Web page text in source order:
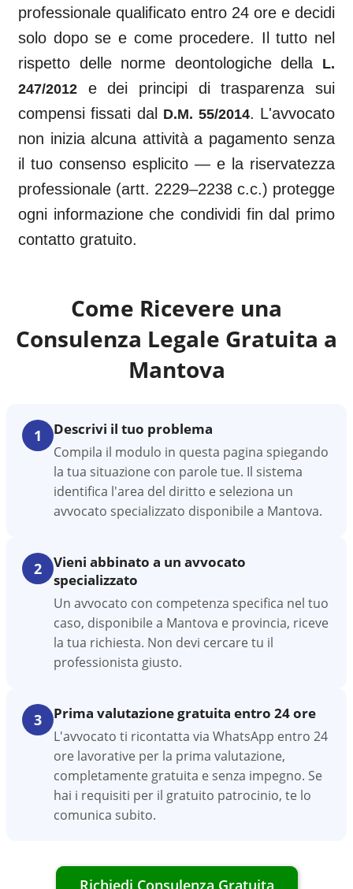
professionale qualificato entro 24 ore e decidi
solo dopo se e come procedere. Il tutto nel
rispetto delle norme deontologiche della L.
247/2012 e dei principi di trasparenza sui
compensi fissati dal D.M. 55/2014. L'avvocato
non inizia alcuna attività a pagamento senza
il tuo consenso esplicito — e la riservatezza
professionale (artt. 2229–2238 c.c.) protegge
ogni informazione che condividi fin dal primo
contatto gratuito.
Come Ricevere una
Consulenza Legale Gratuita a
Mantova
1 Descrivi il tuo problema
Compila il modulo in questa pagina spiegando
la tua situazione con parole tue. Il sistema
identifica l'area del diritto e seleziona un
avvocato specializzato disponibile a Mantova.
2
Vieni abbinato a un avvocato
specializzato
Un avvocato con competenza specifica nel tuo
caso, disponibile a Mantova e provincia, riceve
la tua richiesta. Non devi cercare tu il
professionista giusto.
3 Prima valutazione gratuita entro 24 ore
L'avvocato ti ricontatta via WhatsApp entro 24
ore lavorative per la prima valutazione,
completamente gratuita e senza impegno. Se
hai i requisiti per il gratuito patrocinio, te lo
comunica subito.
Richiedi Consulenza Gratuita